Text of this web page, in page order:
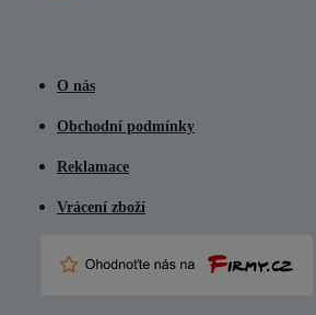
O nás
Obchodní podmínky
Reklamace
Vrácení zboží